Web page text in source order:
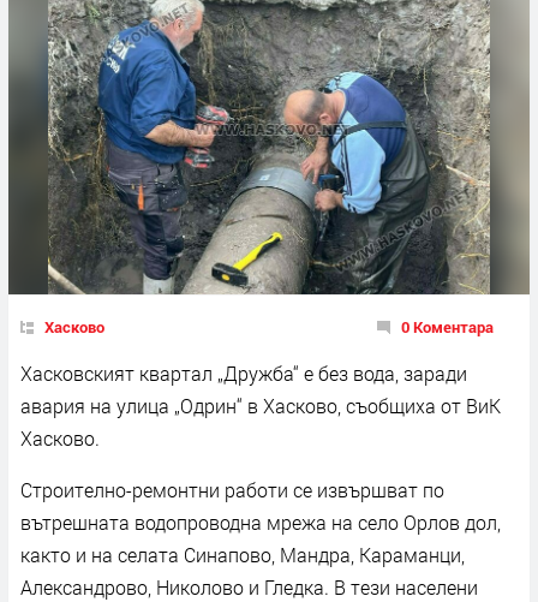
Хасково 0 Коментара
Хасковският квартал „Дружба“ е без вода, заради
авария на улица „Одрин“ в Хасково, съобщиха от ВиК
Хасково.
Строително-ремонтни работи се извършват по
вътрешната водопроводна мрежа на село Орлов дол,
както и на селата Синапово, Мандра, Караманци,
Александрово, Николово и Гледка. В тези населени